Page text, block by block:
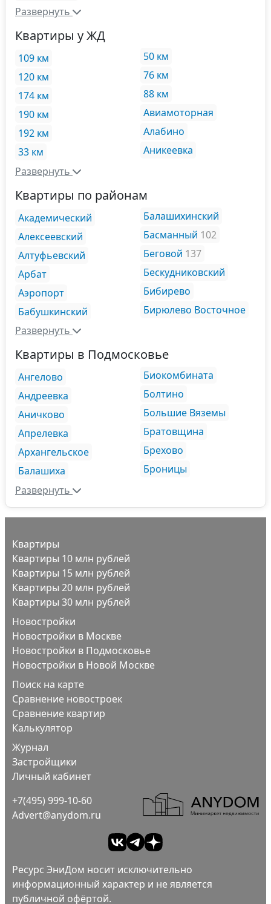
Развернуть
Квартиры у ЖД
109 км
120 км
174 км
190 км
192 км
33 км
50 км
76 км
88 км
Авиамоторная
Алабино
Аникеевка
Развернуть
Квартиры по районам
Академический
Алексеевский
Алтуфьевский
Арбат
Аэропорт
Бабушкинский
Балашихинский
Басманный 102
Беговой 137
Бескудниковский
Бибирево
Бирюлево Восточное
Развернуть
Квартиры в Подмосковье
Ангелово
Андреевка
Аничково
Апрелевка
Архангельское
Балашиха
Биокомбината
Болтино
Большие Вяземы
Братовщина
Брехово
Броницы
Развернуть
Квартиры
Квартиры 10 млн рублей
Квартиры 15 млн рублей
Квартиры 20 млн рублей
Квартиры 30 млн рублей
Новостройки
Новостройки в Москве
Новостройки в Подмосковье
Новостройки в Новой Москве
Поиск на карте
Сравнение новостроек
Сравнение квартир
Калькулятор
Журнал
Застройщики
Личный кабинет
+7(495) 999-10-60
Advert@anydom.ru
Ресурс ЭниДом носит исключительно
информационный характер и не является
публичной офёртой.